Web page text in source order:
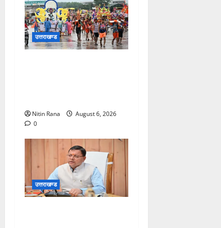
उत्तराखण्ड
Nitin Rana
August 6, 2026
0
उत्तराखण्ड